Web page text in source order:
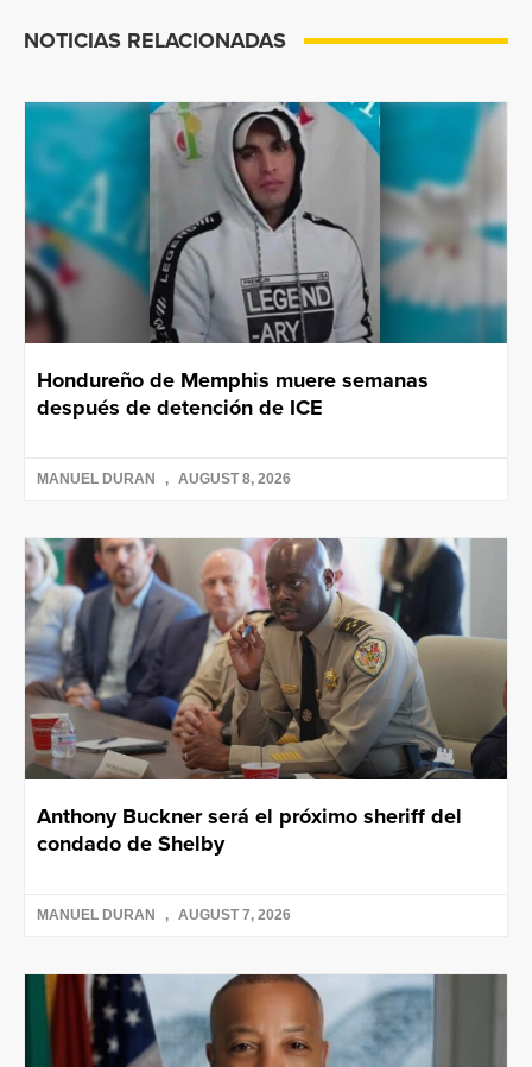
NOTICIAS RELACIONADAS
Hondureño de Memphis muere semanas
después de detención de ICE
MANUEL DURAN AUGUST 8, 2026
Anthony Buckner será el próximo sheriff del
condado de Shelby
MANUEL DURAN AUGUST 7, 2026